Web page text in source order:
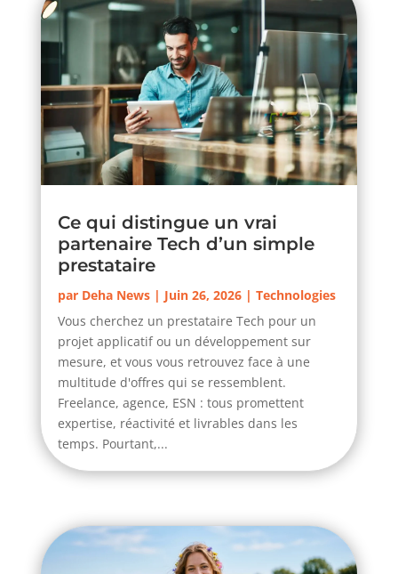
Ce qui distingue un vrai
partenaire Tech d’un simple
prestataire
par Deha News| Juin 26, 2026| Technologies
Vous cherchez un prestataire Tech pour un
projet applicatif ou un développement sur
mesure, et vous vous retrouvez face à une
multitude d'offres qui se ressemblent.
Freelance, agence, ESN : tous promettent
expertise, réactivité et livrables dans les
temps. Pourtant,...